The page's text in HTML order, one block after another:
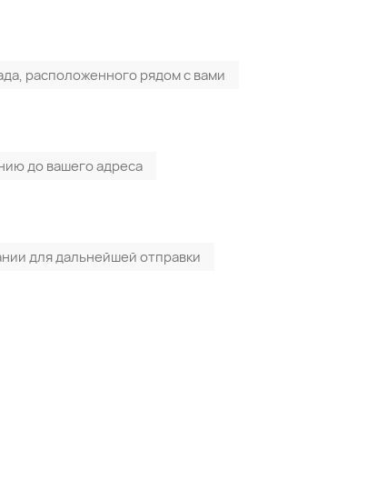
расположенного рядом с вами
до вашего адреса
для дальнейшей отправки